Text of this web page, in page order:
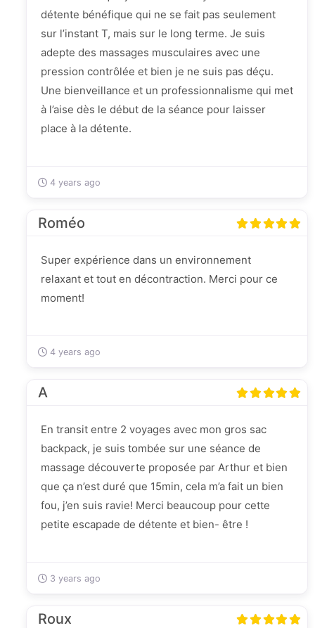
détente bénéfique qui ne se fait pas seulement
sur l’instant T, mais sur le long terme. Je suis
adepte des massages musculaires avec une
pression contrôlée et bien je ne suis pas déçu.
Une bienveillance et un professionnalisme qui met
à l’aise dès le début de la séance pour laisser
place à la détente.
4 years ago
Roméo
Super expérience dans un environnement
relaxant et tout en décontraction. Merci pour ce
moment!
4 years ago
A
En transit entre 2 voyages avec mon gros sac
backpack, je suis tombée sur une séance de
massage découverte proposée par Arthur et bien
que ça n’est duré que 15min, cela m’a fait un bien
fou, j’en suis ravie! Merci beaucoup pour cette
petite escapade de détente et bien- être !
3 years ago
Roux